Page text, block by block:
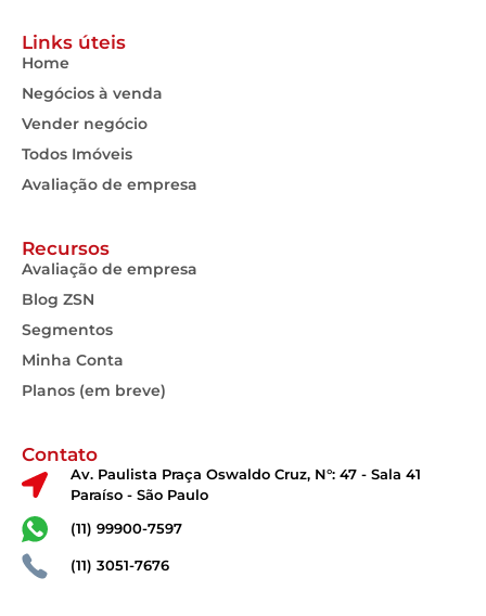
Links úteis
Home
Negócios à venda
Vender negócio
Todos Imóveis
Avaliação de empresa
Recursos
Avaliação de empresa
Blog ZSN
Segmentos
Minha Conta
Planos (em breve)
Contato
Av. Paulista Praça Oswaldo Cruz, N°: 47 - Sala 41
Paraíso - São Paulo
(11) 99900-7597
(11) 3051-7676